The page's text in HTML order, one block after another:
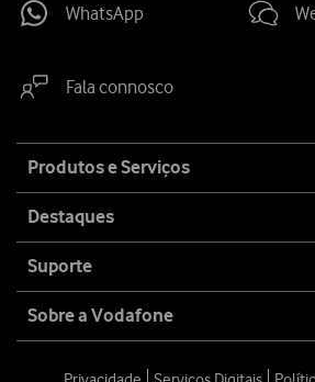
WhatsApp
Fala connosco
map
Produtos e Serviços
Destaques
Suporte
Sobre a Vodafone